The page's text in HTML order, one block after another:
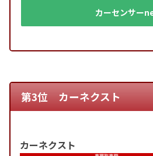
カーセンサー
第3位 カーネクスト
カーネクスト